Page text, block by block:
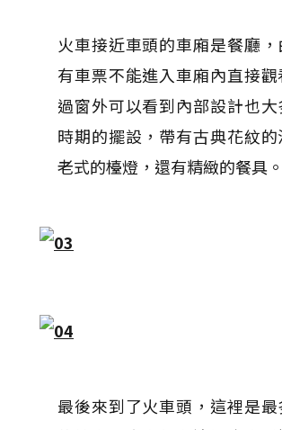
火車接近車頭的車廂是餐廳
有車票不能進入車廂內直接
過窗外可以看到內部設計也
時期的擺設，帶有古典花紋的
老式的檯燈，還有精緻的餐具。
最後來到了火車頭，這裡是